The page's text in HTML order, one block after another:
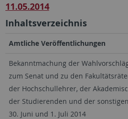
11.05.2014
Inhaltsverzeichnis
Amtliche Veröffentlichungen
Bekanntmachung der
zum Senat und zu den
der Hochschullehrer, der
der Studierenden und der
30. Juni und 1. Juli 2014